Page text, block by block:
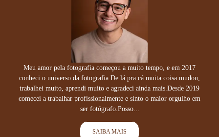
Meu amor pela fotografia começou a muito tempo, e em 2017
conheci o universo da fotografia.De lá pra cá muita coisa mudou,
trabalhei muito, aprendi muito e agradeci ainda mais.Desde 2019
comecei a trabalhar profissionalmente e sinto o maior orgulho em
ser fotógrafo.Posso...
SAIBA MAIS